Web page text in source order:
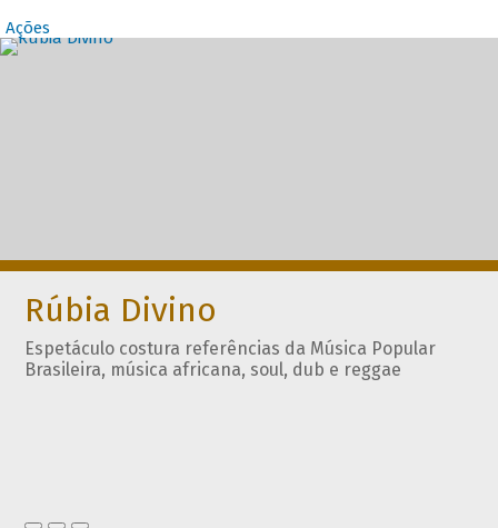
Ações
Destaques
Rúbia Divino
Espetáculo costura referências da Música Popular
Brasileira, música africana, soul, dub e reggae